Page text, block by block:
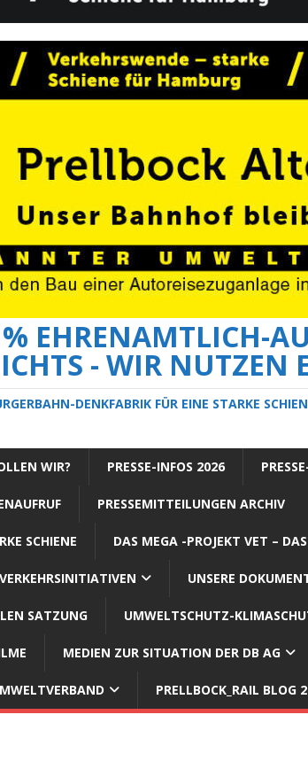
EHRENAMTLICH-
- WIR NUTZEN
DENKFABRIK FÜR EINE STARKE
WIR? PRESSE-INFOS 2026
PRESSEMITTEILUNGEN ARCHIV
SCHIENE DAS MEGA -PROJEKT VET –
UNSERE
SATZUNG UMWELTSCHUTZ-
MEDIEN ZUR SITUATION DER DB AG
PRELLBOCK_RAIL BLOG